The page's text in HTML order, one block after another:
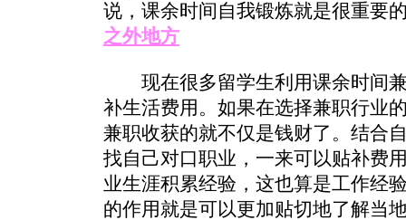
说，课余时间自我锻炼就是很重要
之外地方
现在很多留学生利用课余时间兼
补生活费用。如果在选择兼职行业
兼职收获的就不仅是钱财了。结合
找自己对口职业，一来可以贴补费
业生涯积累经验，这也算是工作经
的作用就是可以更加贴切地了解当